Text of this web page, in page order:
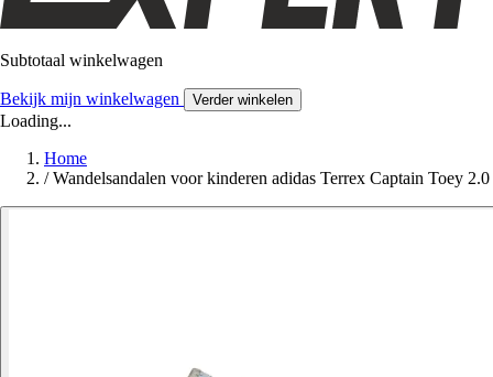
Subtotaal winkelwagen
Bekijk mijn winkelwagen Verder winkelen
Loading...
Home
/ Wandelsandalen voor kinderen adidas Terrex Captain Toey 2.0